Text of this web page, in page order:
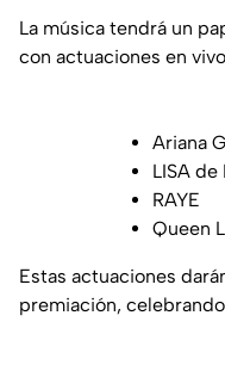
La música tendrá un
con actuaciones en
Ariana
LISA de
RAYE
Queen
Estas actuaciones
premiación,